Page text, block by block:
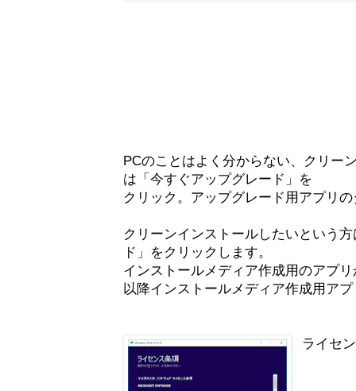
PCのことはよく分からない、クリー
は「今すぐアップグレード」を
クリック。アップグレード用アプリ
クリーンインストールしたいという
ド」をクリックします。
インストールメディア作成用のアプ
以降インストールメディア作成用ア
ライセ